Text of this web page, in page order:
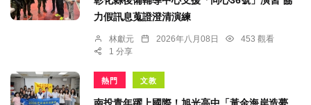
力假訊息蒐證澄清演練
林獻元 2026年八月08日
453 觀看
1 分享
熱門 文教